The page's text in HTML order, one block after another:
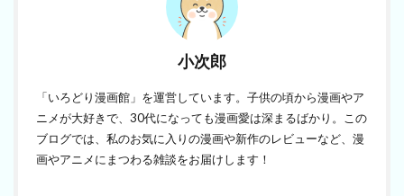
小次郎
「いろどり漫画館」を運営しています。子供の頃から漫画やア
ニメが大好きで、30代になっても漫画愛は深まるばかり。この
ブログでは、私のお気に入りの漫画や新作のレビューなど、漫
画やアニメにまつわる雑談をお届けします！